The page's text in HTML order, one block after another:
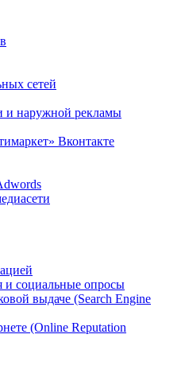
сетей
и наружной рекламы
Вконтакте
и социальные опросы
выдаче (Search Engine
(Online Reputation